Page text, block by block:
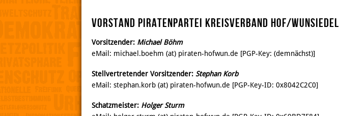
Vorstand Piratenpartei Kreisverband Hof/Wunsiedel
Vorsitzender: Michael Böhm
eMail: michael.boehm (at) piraten-hofwun.de [PGP-Key: (demnächst)]
Stellvertretender Vorsitzender: Stephan Korb
eMail: stephan.korb (at) piraten-hofwun.de [PGP-Key-ID: 0x8042C2C0]
Schatzmeister: Holger Sturm